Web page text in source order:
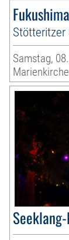
Stötteritzer
Samstag,